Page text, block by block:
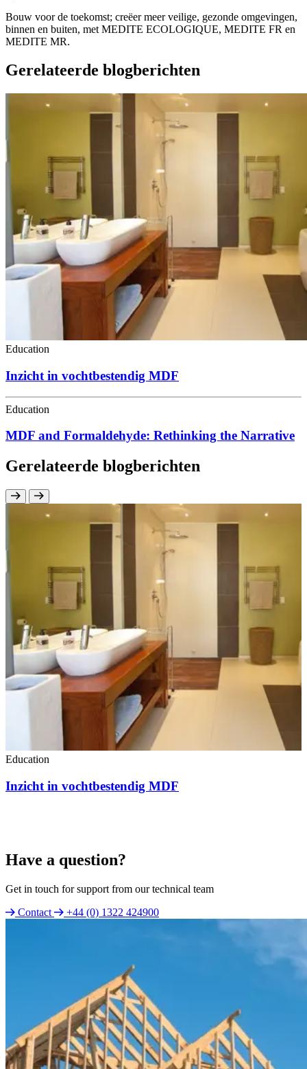
Bouw voor de toekomst; creëer meer veilige, gezonde omgevingen,
binnen en buiten, met MEDITE ECOLOGIQUE, MEDITE FR en
MEDITE MR.
Gerelateerde blogberichten
Education
Inzicht in vochtbestendig MDF
Education
MDF and Formaldehyde: Rethinking the Narrative
Gerelateerde blogberichten
Education
Inzicht in vochtbestendig MDF
Have a question?
Get in touch for support from our technical team
Contact
+44 (0) 1322 424900